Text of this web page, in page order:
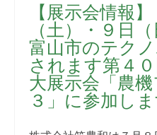
【展示会情報
（土）・９日
富山市のテク
されます第４
大展示会「農
３」に参加し